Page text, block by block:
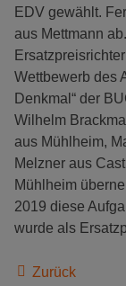
EDV gewählt.
aus Mettmann
Wettbewerb des
Denkmal“ der
Wilhelm
aus Mühlheim,
Melzner aus
Mühlheim
2019 diese
wurde als
Zurück